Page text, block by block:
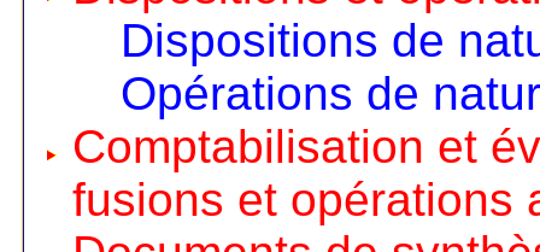
Dispositions de
Opérations de
Comptabilisation et
fusions et opérations